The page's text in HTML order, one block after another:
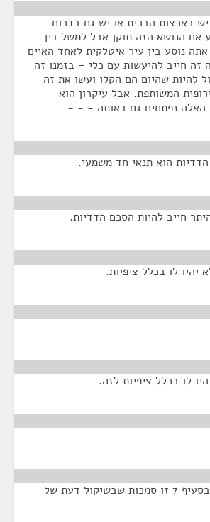
בארצות הברית או יש גם בדרום
אם הנושא הזה תוקן אבל למשל בין
נוסע בין עיר איטלקית לאחד האיים
זה חייב להיעשות עם כלי – בזמנו זה
להיות שהיום הם הקלו ועשו את זה
המשותפת. אבל עיקרון הוא
האלה נפתחים גם באותה - - -
הוא תנאי חד משמעי.
חייב להיות הסכם הדדיות.
יהיו לו בכלל ציפיות.
לו בכלל ציפיות לזה.
לפי מה שכתוב אבל בסעיף 7 זו סמכות שבשיקול דעת של